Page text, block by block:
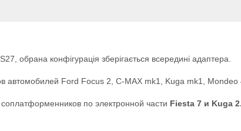
обрана конфігурація зберігається всередині адаптера.
автомобилей Ford Focus 2, C-MAX mk1, Kuga mk1, Mondeo
по электронной части Fiesta 7 и Kuga 2.